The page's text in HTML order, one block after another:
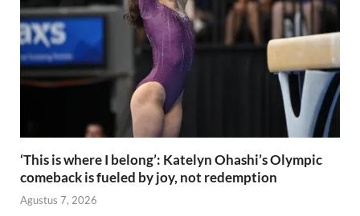
‘This is where I belong’: Katelyn Ohashi’s Olympic
comeback is fueled by joy, not redemption
Agustus 7, 2026